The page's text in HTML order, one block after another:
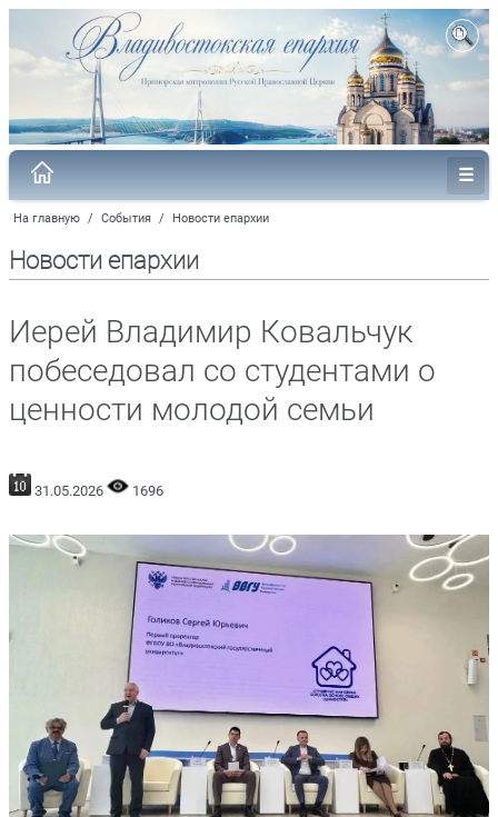
На главную / События / Новости епархии
Новости епархии
Иерей Владимир Ковальчук
побеседовал со студентами о
ценности молодой семьи
31.05.2026 1696